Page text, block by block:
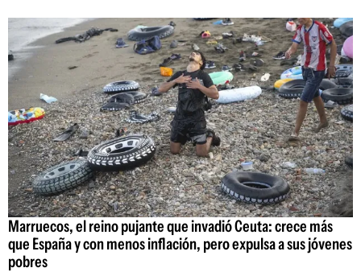
Marruecos, el reino pujante que invadió Ceuta: crece más
que España y con menos inflación, pero expulsa a sus jóvenes
pobres